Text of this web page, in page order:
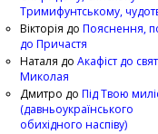
Тримифунтському,
Вікторія до Пояснення,
до Причастя
Наталя до Акафіст до
Миколая
Дмитро до Під Твою
(давньоукраїнського
обихідного наспіву)